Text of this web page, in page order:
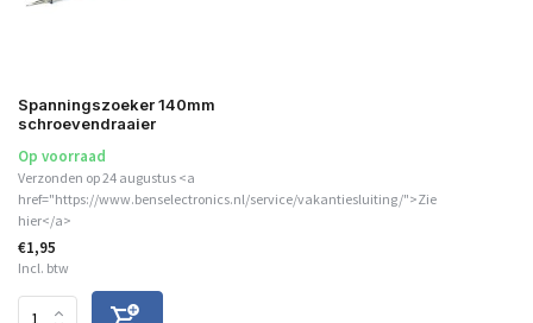
Spanningszoeker 140mm
schroevendraaier
Op voorraad
Verzonden op 24 augustus <a
href="https://www.benselectronics.nl/service/vakantiesluiting/">Zie
hier</a>
€1,95
Incl. btw